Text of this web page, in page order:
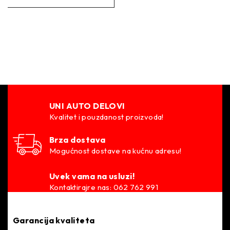
ST Sport opruge su dizajnirane da rade besprekorno sa
standardnim amortizerima kako bi se obezbedila poboljšana
opterećenje točkova i nivo progiba imaju ogroman uticaj na
odskok i kompresiju vozila, tako da je od suštinskog značaja
različite krutosti koje su u skladu sa standardnim
UNI AUTO DELOVI
Kvalitet i pouzdanost proizvoda!
Brza dostava
Mogućnost dostave na kućnu adresu!
Uvek vama na usluzi!
Kontaktirajre nas: 062 762 991
Garancija kvaliteta